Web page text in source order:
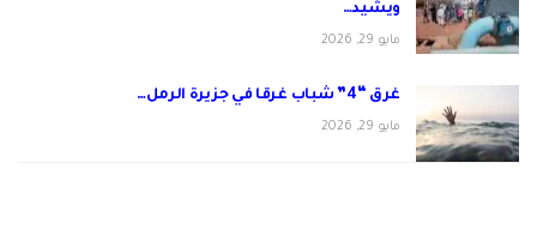
ويشيد…
مايو 29, 2026
غرق “4” شباب غرقا في جزيرة الرمل…
مايو 29, 2026